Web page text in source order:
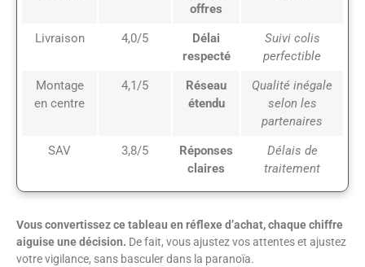
offres
Livraison 4,0/5
Délai
respecté
Suivi colis
perfectible
Montage
en centre
4,1/5
Réseau
étendu
Qualité inégale
selon les
partenaires
SAV
3,8/5
Réponses
claires
Délais de
traitement
Vous convertissez ce tableau en réflexe d’achat, chaque chiffre
aiguise une décision. De fait, vous ajustez vos attentes et ajustez
votre vigilance, sans basculer dans la paranoïa.